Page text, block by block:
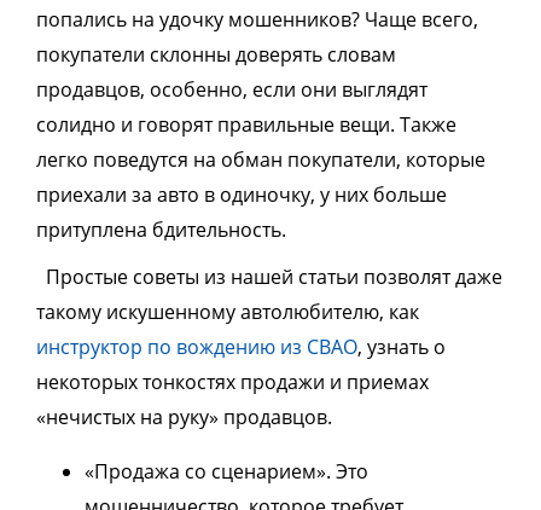
попались на удочку мошенников? Чаще всего,
покупатели склонны доверять словам
продавцов, особенно, если они выглядят
солидно и говорят правильные вещи. Также
легко поведутся на обман покупатели, которые
приехали за авто в одиночку, у них больше
притуплена бдительность.
Простые советы из нашей статьи позволят даже
такому искушенному автолюбителю, как
инструктор по вождению из СВАО, узнать о
некоторых тонкостях продажи и приемах
«нечистых на руку» продавцов.
«Продажа со сценарием». Это